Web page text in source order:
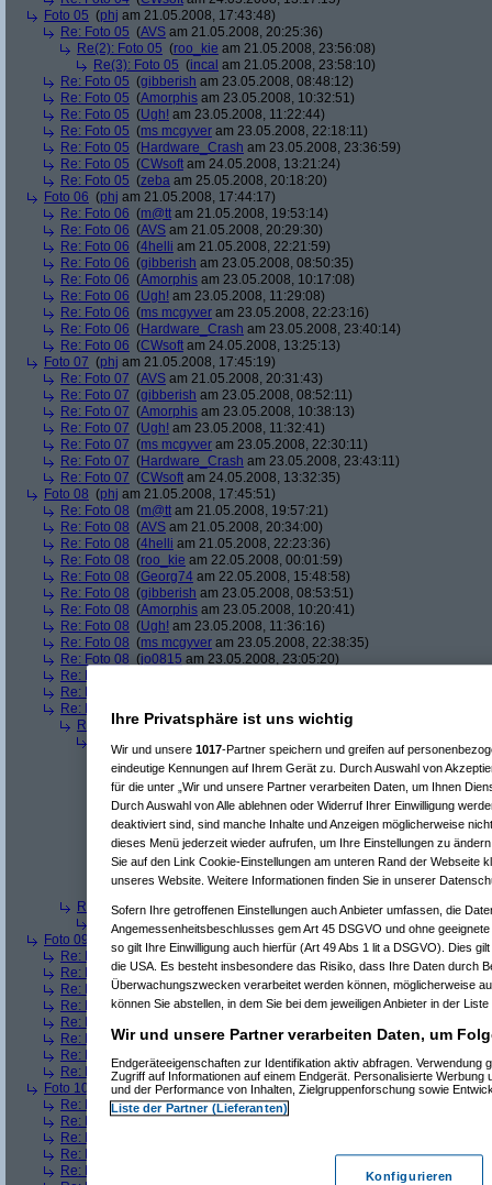
Foto 05 (phj am 21.05.2008, 17:43:48)
Re: Foto 05 (AVS am 21.05.2008, 20:25:36)
Re(2): Foto 05 (roo_kie am 21.05.2008, 23:56:08)
Re(3): Foto 05 (incal am 21.05.2008, 23:58:10)
Re: Foto 05 (gibberish am 23.05.2008, 08:48:12)
Re: Foto 05 (Amorphis am 23.05.2008, 10:32:51)
Re: Foto 05 (Ugh! am 23.05.2008, 11:22:44)
Re: Foto 05 (ms mcgyver am 23.05.2008, 22:18:11)
Re: Foto 05 (Hardware_Crash am 23.05.2008, 23:36:59)
Re: Foto 05 (CWsoft am 24.05.2008, 13:21:24)
Re: Foto 05 (zeba am 25.05.2008, 20:18:20)
Foto 06 (phj am 21.05.2008, 17:44:17)
Re: Foto 06 (m@tt am 21.05.2008, 19:53:14)
Re: Foto 06 (AVS am 21.05.2008, 20:29:30)
Re: Foto 06 (4helli am 21.05.2008, 22:21:59)
Re: Foto 06 (gibberish am 23.05.2008, 08:50:35)
Re: Foto 06 (Amorphis am 23.05.2008, 10:17:08)
Re: Foto 06 (Ugh! am 23.05.2008, 11:29:08)
Re: Foto 06 (ms mcgyver am 23.05.2008, 22:23:16)
Re: Foto 06 (Hardware_Crash am 23.05.2008, 23:40:14)
Re: Foto 06 (CWsoft am 24.05.2008, 13:25:13)
Foto 07 (phj am 21.05.2008, 17:45:19)
Re: Foto 07 (AVS am 21.05.2008, 20:31:43)
Re: Foto 07 (gibberish am 23.05.2008, 08:52:11)
Re: Foto 07 (Amorphis am 23.05.2008, 10:38:13)
Re: Foto 07 (Ugh! am 23.05.2008, 11:32:41)
Re: Foto 07 (ms mcgyver am 23.05.2008, 22:30:11)
Re: Foto 07 (Hardware_Crash am 23.05.2008, 23:43:11)
Re: Foto 07 (CWsoft am 24.05.2008, 13:32:35)
Foto 08 (phj am 21.05.2008, 17:45:51)
Re: Foto 08 (m@tt am 21.05.2008, 19:57:21)
Re: Foto 08 (AVS am 21.05.2008, 20:34:00)
Re: Foto 08 (4helli am 21.05.2008, 22:23:36)
Re: Foto 08 (roo_kie am 22.05.2008, 00:01:59)
Re: Foto 08 (Georg74 am 22.05.2008, 15:48:58)
Re: Foto 08 (gibberish am 23.05.2008, 08:53:51)
Re: Foto 08 (Amorphis am 23.05.2008, 10:20:41)
Re: Foto 08 (Ugh! am 23.05.2008, 11:36:16)
Re: Foto 08 (ms mcgyver am 23.05.2008, 22:38:35)
Re: Foto 08 (jo0815 am 23.05.2008, 23:05:20)
Re: Foto 08
Re: Foto 08
Re: Foto 08
Re(2): Foto 08(Hardware_Crasham 25.05.2008, 19:35:31)
Re(3): Foto 08
incal am 26.05.2008, 20:45:05)
Re(4): Foto 08(Hardware_Crasham 26.05.2008, 20:48:53)
Re(5): Foto 08(incalam 26.05.2008, 20:56:14)
Re(6): Foto 08(Hardware_Crasham 26.05.2008,
Re(7): Foto 08(incal am 26.05.2008, 21:25:52)
Re(8): Foto 08(Hardware_Crash am 26.05.2008,
Re(9): Foto 08(incalam 26.05.2008, 21:55:49)
Re(10): Foto 08( Hardware_Crasham
Re(11): Foto 08
(incal
am 26.05.2008,
Re(2): Foto 08( Srv-02am 26.05.2008, 09:58:02)
Re(3): Foto 08(incalam 26.05.2008, 20:46:08)
Foto 09
am 21.05.2008, 17:46:17)
Re: Foto 09(AVS am 21.05.2008, 20:38:43)
Re: Foto 09 (roo_kieam 22.05.2008, 00:06:11)
Re: Foto 09(gibberisham 23.05.2008, 09:03:43)
Re: Foto 09(Amorphisam 23.05.2008, 10:40:33)
Re: Foto 09
Re: Foto 09(ms mcgyveram 23.05.2008, 22:45:45)
Re: Foto 09 ( Hardware_Crash
am 23.05.2008, 23:49:18)
Re: Foto 09(CWsoftam 24.05.2008, 13:46:55)
Foto 10
phjam 21.05.2008, 17:46:40)
Re: Foto 10(AVSam 21.05.2008, 20:46:08)
Re: Foto 10(gibberisham 23.05.2008, 09:05:46)
Re: Foto 10
Re: Foto 10
Re: Foto 10
am 23.05.2008, 22:50:31)
Ihre Privatsphäre ist uns wichtig
Wir und unsere 1017-Partner speichern und greifen auf
eindeutige Kennungen auf Ihrem Gerät zu. Durch Auswahl von
für die unter „Wir und unsere Partner verarbeiten Daten, um Ihnen
Durch Auswahl von Alle ablehnen oder Widerruf Ihrer Einwilligung
deaktiviert sind, sind manche Inhalte und Anzeigen möglicherweise
dieses Menü jederzeit wieder aufrufen, um Ihre Einstellungen zu
Sie auf den Link Cookie-Einstellungen am unteren Rand der Webseite
unseres Website. Weitere Informationen finden Sie in unserer
Sofern Ihre getroffenen Einstellungen auch Anbieter umfassen, die
Angemessenheitsbeschlusses gem Art 45 DSGVO und ohne
so gilt Ihre Einwilligung auch hierfür (Art 49 Abs 1 lit a DSGVO). Dies
die USA. Es besteht insbesondere das Risiko, dass Ihre Daten durch
Überwachungszwecken verarbeitet werden können, möglicherweise
können Sie abstellen, in dem Sie bei dem jeweiligen Anbieter in der
Wir und unsere Partner verarbeiten Daten, um
Endgeräteeigenschaften zur Identifikation aktiv abfragen. Verwendung
Zugriff auf Informationen auf einem Endgerät. Personalisierte Werbung
und der Performance von Inhalten, Zielgruppenforschung sowie
Liste der Partner (Lieferanten)
Konfigurieren